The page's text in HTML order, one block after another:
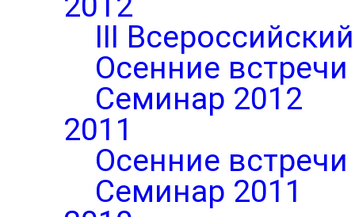
III
Осенние
Семинар 2012
2011
Осенние
Семинар 2011